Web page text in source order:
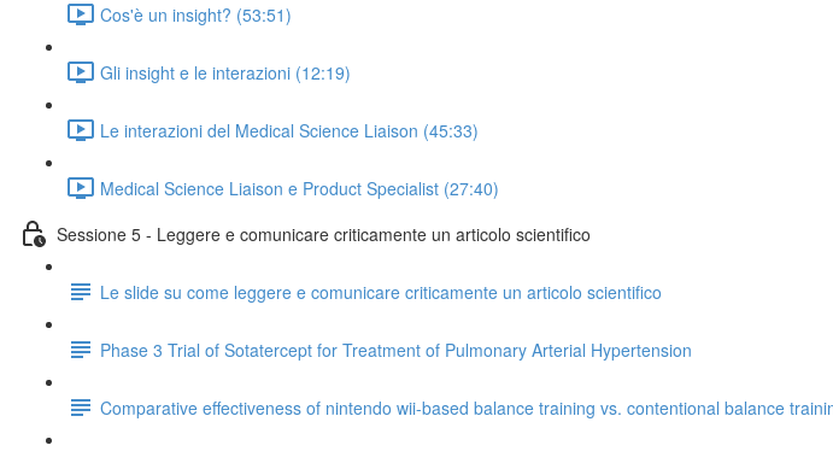
Cos'è un insight? (53:51)
Gli insight e le interazioni (12:19)
Le interazioni del Medical Science Liaison (45:33)
Medical Science Liaison e Product Specialist (27:40)
Sessione 5 - Leggere e comunicare criticamente un articolo scientifico
Le slide su come leggere e comunicare criticamente un articolo scientifico
Phase 3 Trial of Sotatercept for Treatment of Pulmonary Arterial Hypertension
Comparative effectiveness of nintendo wii-based balance training vs. contentional balance